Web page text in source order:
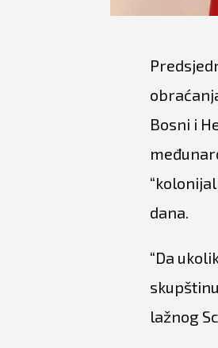
Bosni i
dana.
“Da
lažnog